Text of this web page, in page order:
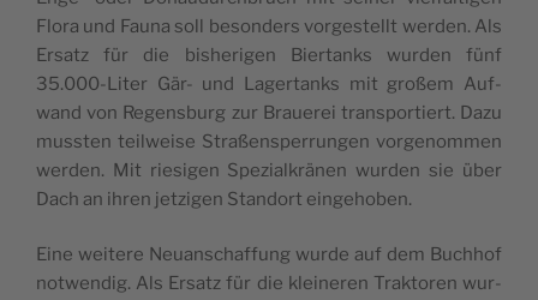
Flo­ra und Fau­na soll beson­ders vor­ge­stellt wer­den. Als
Ersatz für die bis­he­ri­gen Bier­tanks wur­den fünf
35.000-Liter Gär- und Lager­tanks mit gro­ßem Auf­
wand von Regens­burg zur Braue­rei trans­por­tiert. Dazu
muss­ten teil­wei­se Stra­ßen­sper­run­gen vor­ge­nom­men
wer­den. Mit rie­si­gen Spe­zi­al­krä­nen wur­den sie über
Dach an ihren jet­zi­gen Stand­ort eingehoben.
Eine wei­te­re Neu­an­schaf­fung wur­de auf dem Buch­hof
not­wen­dig. Als Ersatz für die klei­ne­ren Trak­to­ren wur­